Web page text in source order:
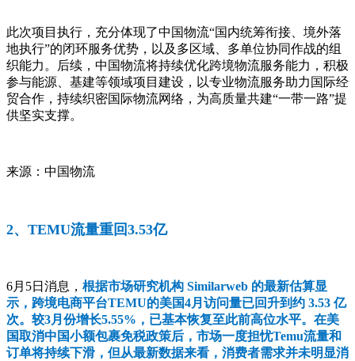
此次项目执行，充分体现了中国物流“国内统筹衔接、境外落
地执行”的闭环服务优势，以及多区域、多单位协同作战的组
织能力。后续，中国物流将持续优化跨境物流服务能力，积极
参与能源、基建等领域项目建设，以专业物流服务助力国际经
贸合作，持续织密国际物流网络，为高质量共建“一带一路”提
供坚实支撑。
来源：中国物流
2、TEMU流量重回3.53亿
6月5日消息， 根据市场研究机构 Similarweb 的最新估算显
示，跨境电商平台TEMU的美国4月访问量已回升到约 3.53 亿
次。较3月份增长5.55%，已基本恢复至此前高位水平。在美
国取消中国小额包裹免税政策后，市场一度担忧Temu流量和
订单将持续下滑，但从最新数据来看，消费者需求并未明显消